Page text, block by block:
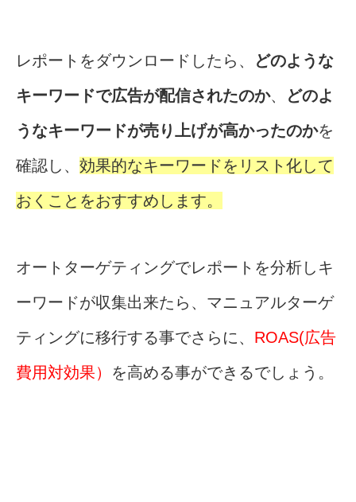
レポートをダウンロードしたら、
どのような
キーワードで広告が配信されたのか、
どのよ
うなキーワードが売り上げが高かったのかを
確認し、 効果的なキーワードをリスト化して
おくことをおすすめします。
オートターゲティングでレポートを分析しキ
ーワードが収集出来たら、マニュアルターゲ
ティングに移行する事でさらに、 ROAS(広告
費用対効果） を高める事ができるでしょう。